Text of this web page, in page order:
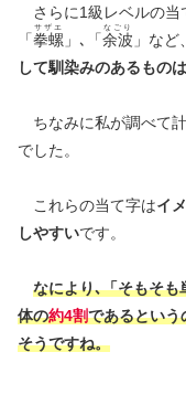
さらに1級レベルの当
「拳螺
サザエ
」､「余波
なごり
」など、
して馴染みのあるもの
ちなみに私が調べて
でした。
これらの当て字はイ
しやすいです。
なにより､「そもそ
体の約4割であるという
そうですね。